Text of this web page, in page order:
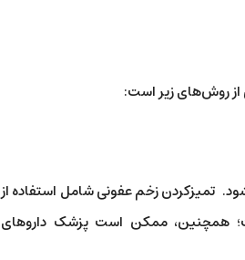
از روش‌های زیر است:
تمیزکردن زخم عفونی شامل استفاده از
همچنین، ممکن است پزشک دارو‌های